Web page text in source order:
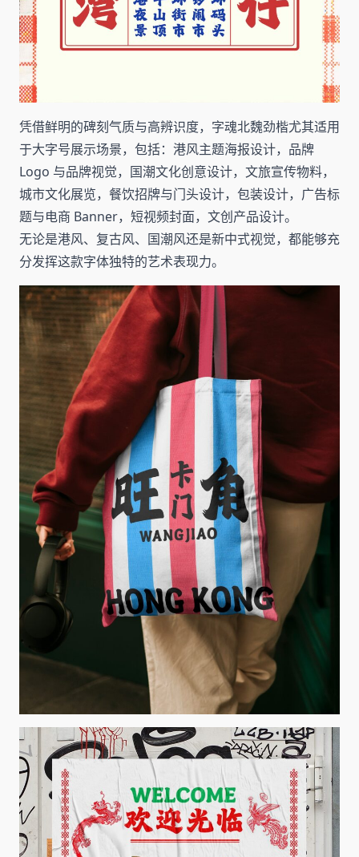
凭借鲜明的碑刻气质与高辨识度，字魂北魏劲楷尤其适用
于大字号展示场景，包括：港风主题海报设计，品牌
Logo 与品牌视觉，国潮文化创意设计，文旅宣传物料，
城市文化展览，餐饮招牌与门头设计，包装设计，广告标
题与电商 Banner，短视频封面，文创产品设计。
无论是港风、复古风、国潮风还是新中式视觉，都能够充
分发挥这款字体独特的艺术表现力。